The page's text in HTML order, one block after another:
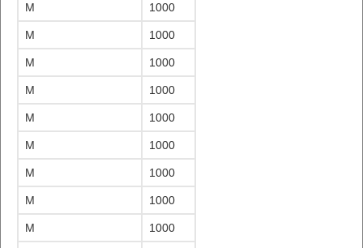
M 1000
M 1000
M 1000
M 1000
M 1000
M 1000
M 1000
M 1000
M 1000